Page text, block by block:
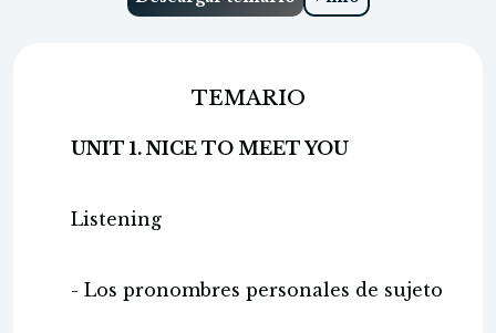
TEMARIO
UNIT 1. NICE TO MEET YOU
Listening
- Los pronombres personales de sujeto